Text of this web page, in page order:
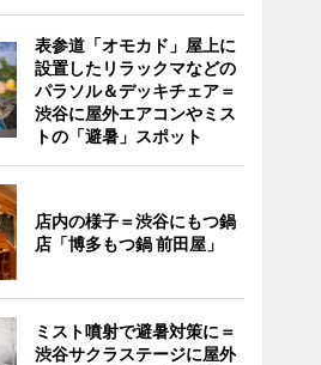
表参道「オモカド」屋上に
設置したリラックマなどの
パラソル＆デッキチェア＝
渋谷に屋外エアコンやミス
トの「避暑」スポット
店内の様子＝渋谷にもつ鍋
店「博多もつ鍋 前田屋」
ミスト噴射で避暑対策に＝
渋谷サクラステージに屋外